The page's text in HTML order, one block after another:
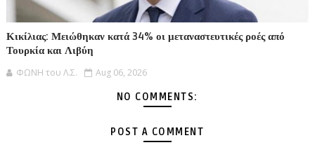
Κικίλιας: Μειώθηκαν κατά 34% οι μεταναστευτικές ροές από
Τουρκία και Λιβύη
ΦΩΝΗ του Λ.Σ. Aug 06, 2026
NO COMMENTS:
POST A COMMENT